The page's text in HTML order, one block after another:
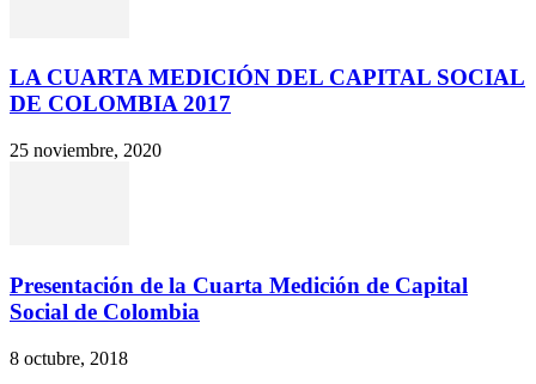
LA CUARTA MEDICIÓN DEL CAPITAL SOCIAL
DE COLOMBIA 2017
25 noviembre, 2020
Presentación de la Cuarta Medición de Capital
Social de Colombia
8 octubre, 2018